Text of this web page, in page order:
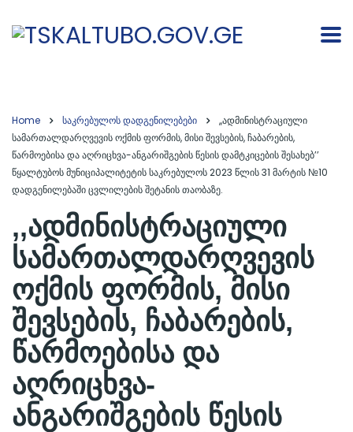
Home საკრებულოს დადგენილებები
,,ადმინისტრაციული
სამართალდარღვევის ოქმის ფორმის, მისი შევსების, ჩაბარების,
წარმოებისა და აღრიცხვა-ანგარიშგების წესის დამტკიცების შესახებ’’
წყალტუბოს მუნიციპალიტეტის საკრებულოს 2023 წლის 31 მარტის №10
დადგენილებაში ცვლილების შეტანის თაობაზე.
,,ადმინისტრაციული
სამართალდარღვევის
ოქმის ფორმის, მისი
შევსების, ჩაბარების,
წარმოებისა და
აღრიცხვა-
ანგარიშგების წესის